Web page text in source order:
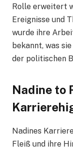
Rolle erweitert
Ereignisse und
wurde ihre
bekannt, was
der politischen
Nadine to
Nadines
Fleiß und ihre